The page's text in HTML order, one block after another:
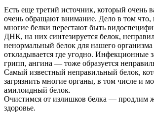
Есть еще третий источник, который очень
очень обращают внимание. Дело в том что,
многие белки перестают быть
ДНК, на них синтезируется белок,
ненормальный белок для нашего
откладывается где угодно. Инфекционные
грипп, ангина — тоже образуется
Самый известный неправильный белок,
загрязнить многие органы, в том числе и
амилоидный белок.
Очистимся от излишков белка — продлим
здоровье.